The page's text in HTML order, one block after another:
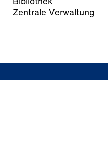
Zentrale Verwaltung